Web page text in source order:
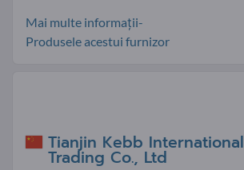
Mai multe informații-
Produsele acestui furnizor
Tianjin Kebb International
Trading Co., Ltd